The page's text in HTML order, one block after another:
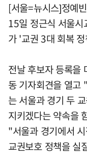
[서울=뉴시스]정예
15일 정근식 서울시
가 '교권 3대 회복
전날 후보자 등록을
동 기자회견을 열고
는 서울과 경기 두
지키겠다는 약속을
"서울과 경기에서
교권보호 정책을 실